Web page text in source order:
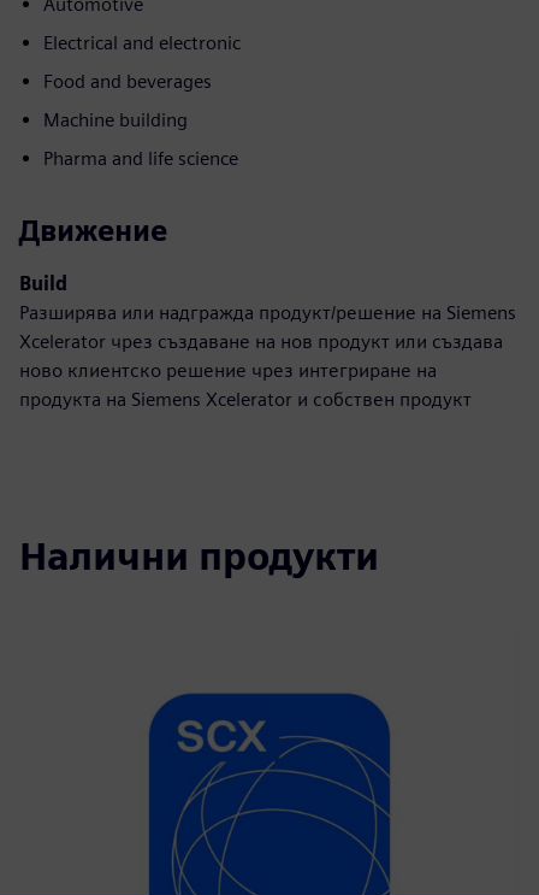
Electrical and electronic
Food and beverages
Machine building
Pharma and life science
Движение
Build
Разширява или надгражда продукт/решение на Siemens
Xcelerator чрез създаване на нов продукт или създава
ново клиентско решение чрез интегриране на
продукта на Siemens Xcelerator и собствен продукт
Налични продукти